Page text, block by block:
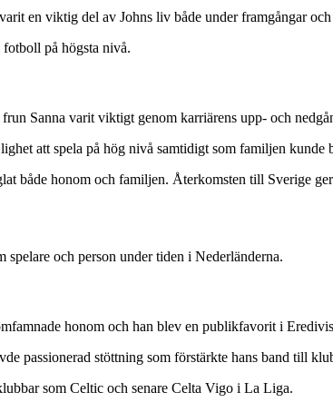
en viktig del av Johns liv både under framgångar
på högsta nivå.
Sanna varit viktigt genom karriärens upp- och
att spela på hög nivå samtidigt som familjen kunde
både honom och familjen. Återkomsten till Sverige
och person under tiden i Nederländerna.
honom och han blev en publikfavorit i
passionerad stöttning som förstärkte hans band till
som Celtic och senare Celta Vigo i La Liga.